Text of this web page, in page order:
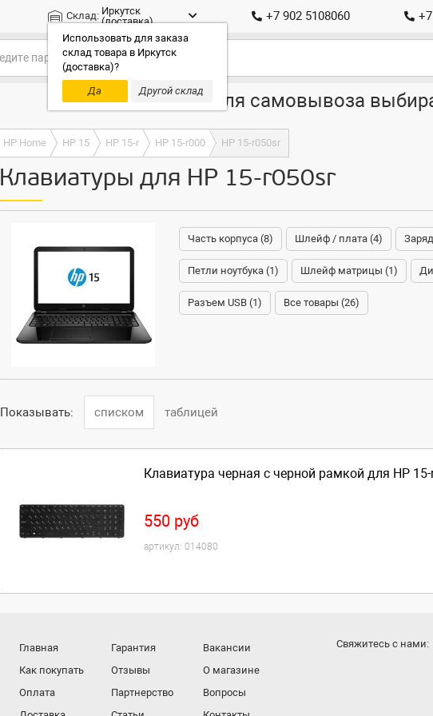
Склад: Иркутск
(доставка)
Использовать для заказа
склад товара в Иркутск
(доставка)?
Да
Другой склад
+7 902 5108060
Только доставка, для самовывоза
HP Home HP 15 HP 15-r HP 15-r000 HP 15-r050sr
Клавиатуры для HP 15-r050sr
Часть корпуса (8) Шлейф / плата (4)
Петли ноутбука (1) Шлейф матрицы (1)
Разъем USB (1) Все товары (26)
Показывать: списком таблицей
Клавиатура черная с черной рамкой для HP
550 руб
артикул: 014080
Главная
Как покупать
Оплата
Гарантия
Отзывы
Партнерство
Вакансии
О магазине
Вопросы
Cвяжитесь с нами: